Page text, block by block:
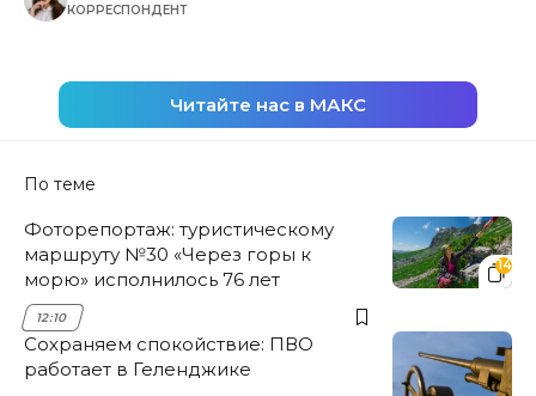
КОРРЕСПОНДЕНТ
Читайте нас в МАКС
По теме
14
Фоторепортаж: туристическому
маршруту №30 «Через горы к
морю» исполнилось 76 лет
12:10
Сохраняем спокойствие: ПВО
работает в Геленджике